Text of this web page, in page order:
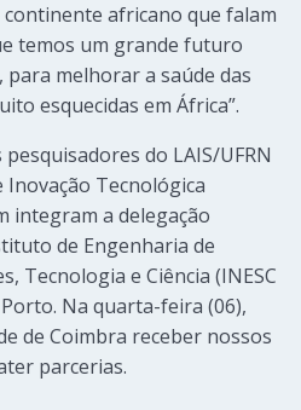
africano que falam
temos um grande futuro
melhorar a saúde das
esquecidas em África”.
do LAIS/UFRN
Inovação Tecnológica
integram a delegação
de Engenharia de
Tecnologia e Ciência (INESC
Na quarta-feira (06),
de Coimbra receber nossos
parcerias.